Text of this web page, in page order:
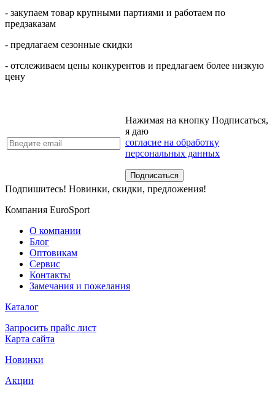
- закупаем товар крупными партиями и работаем по
предзаказам
- предлагаем сезонные скидки
- отслеживаем цены конкурентов и предлагаем более низкую
цену
Нажимая на кнопку Подписаться,
я даю
согласие на обработку
персональных данных
Подпишитесь! Новинки, скидки, предложения!
Компания EuroSport
О компании
Блог
Оптовикам
Сервис
Контакты
Замечания и пожелания
Каталог
Запросить прайс лист
Карта сайта
Новинки
Акции